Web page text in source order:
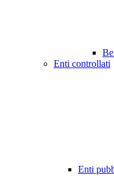
Enti controllati
Enti